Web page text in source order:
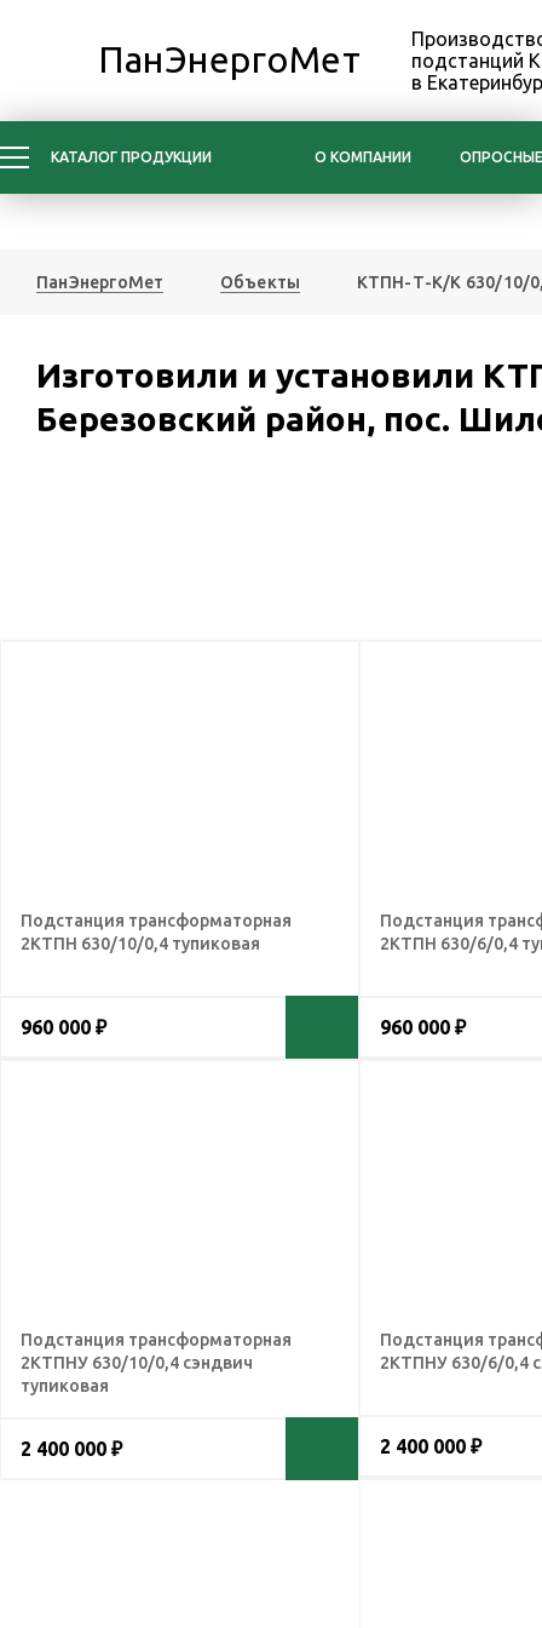
ПанЭнергоМет
подстанций
в
КАТАЛОГ ПРОДУКЦИИ О КОМПАНИИ
ПанЭнергоМет Объекты КТПН-Т-К/К 630/10/
Изготовили и установили
Березовский район, пос.
Подстанция трансформаторная
2КТПН 630/10/0,4 тупиковая
960 000 ₽
Подстанция
2КТПН 630/6/0,4
960 000 ₽
Подстанция трансформаторная
2КТПНУ 630/10/0,4 сэндвич
тупиковая
2 400 000 ₽
Подстанция
2КТПНУ 630/6/0,4
2 400 000 ₽